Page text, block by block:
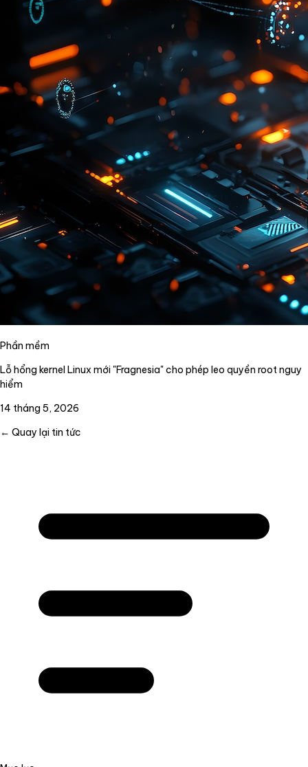
Phần mềm
Lỗ hổng kernel Linux mới "Fragnesia" cho phép leo quyền root nguy
hiểm
14 tháng 5, 2026
← Quay lại tin tức